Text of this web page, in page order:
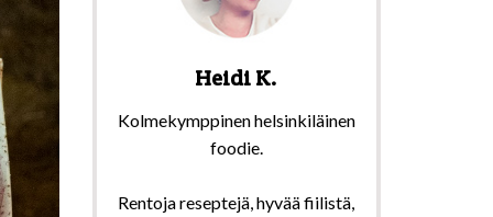
Heidi K.
Kolmekymppinen helsinkiläinen
foodie.
Rentoja reseptejä, hyvää fiilistä,